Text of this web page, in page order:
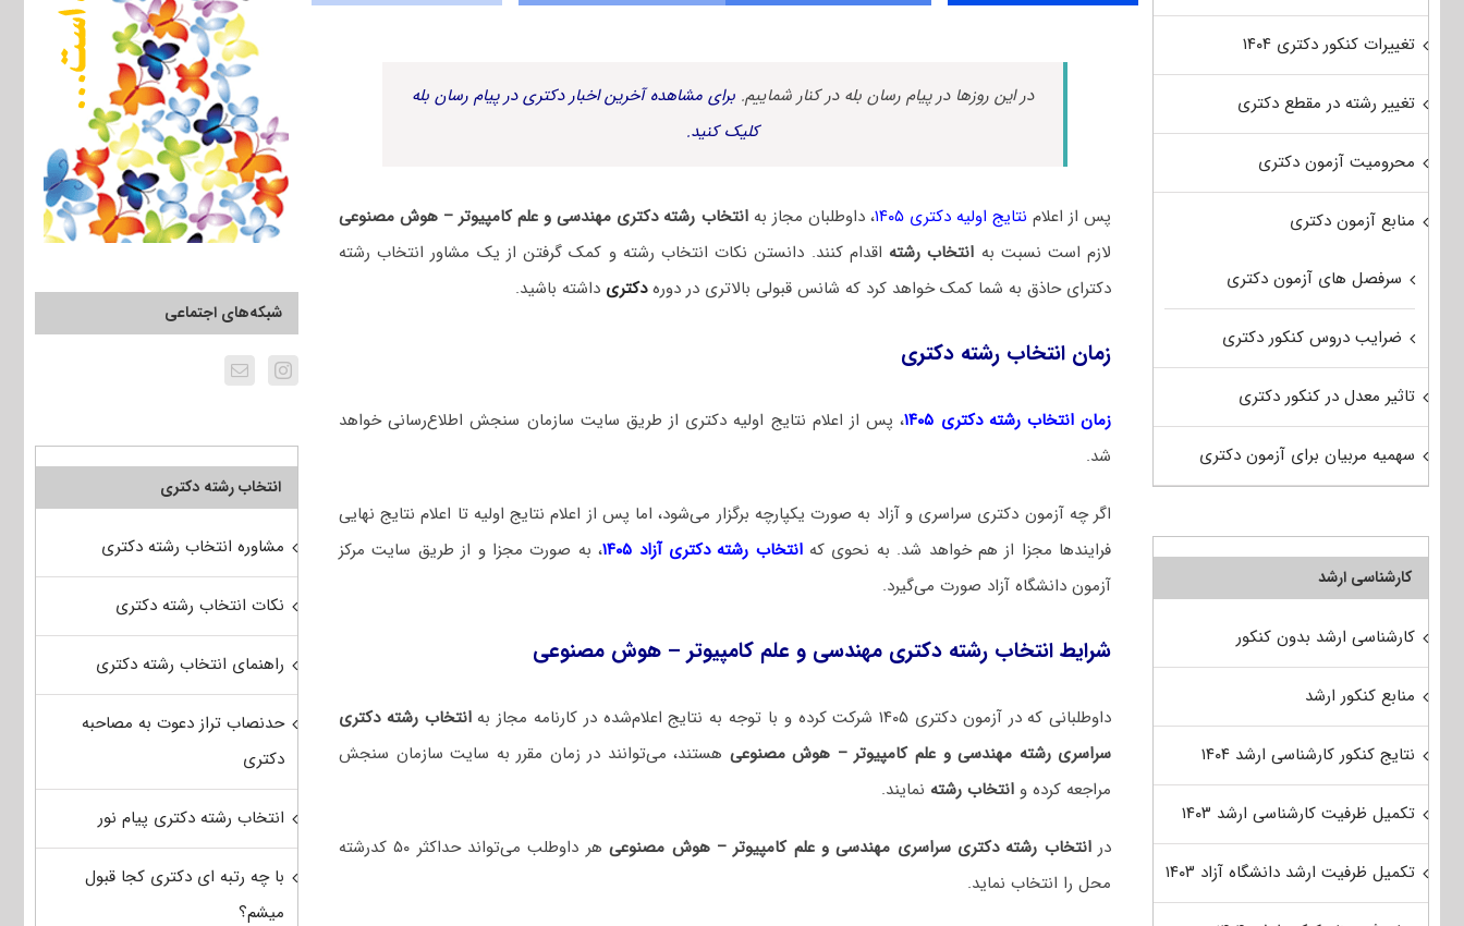
در این روزها در پیام رسان بله در کنار شماییم. برای مشاهده آخرین اخبار دکتری در پیام رسان بله
کلیک کنید.
پس از اعلام نتایج اولیه دکتری ۱۴۰۵ ، داوطلبان مجاز بهانتخاب رشته دکتری مهندسی و علم کامپیوتر – هوش مصنوعی
لازم است نسبت به انتخاب رشته اقدام کنند. دانستن نکات انتخاب رشته و کمک گرفتن از یک مشاور انتخاب رشته
دکترای حاذق به شما کمک خواهد کرد که شانس قبولی بالاتری در دورهدکتری داشته باشید.
زمان انتخاب رشته دکتری
زمان انتخاب رشته دکتری ۱۴۰۵
، پس از اعلام نتایج اولیه دکتری از طریق سایت سازمان سنجش اطلاع‌رسانی خواهد
شد.
اگر چه آزمون دکتری سراسری و آزاد به صورت یکپارچه برگزار می‌شود، اما پس از اعلام نتایج اولیه تا اعلام نتایج نهایی
فرایندها مجزا از هم خواهد شد. به نحوی که انتخاب رشته دکتری آزاد ۱۴۰۵
، به صورت مجزا و از طریق سایت مرکز
آزمون دانشگاه آزاد صورت می‌گیرد.
شرایط انتخاب رشته دکتری مهندسی و علم کامپیوتر – هوش مصنوعی
داوطلبانی که در آزمون دکتری ۱۴۰۵ شرکت کرده و با توجه به نتایج اعلام‌شده در کارنامه مجاز به
انتخاب رشته دکتری
سراسری رشته مهندسی و علم کامپیوتر – هوش مصنوعی هستند، می‌توانند در زمان مقرر به سایت سازمان سنجش
مراجعه کرده و انتخاب رشته نمایند.
درانتخاب رشته دکتری سراسری مهندسی و علم کامپیوتر – هوش مصنوعی
هر داوطلب می‌تواند حداکثر ۵۰ کدرشته
محل را انتخاب نماید.
شبکه‌های اجتماعی
انتخاب رشته دکتری
مشاوره انتخاب رشته دکتری
نکات انتخاب رشته دکتری
راهنمای انتخاب رشته دکتری
حدنصاب تراز دعوت به مصاحبه
دکتری
انتخاب رشته دکتری پیام نور
با چه رتبه ای دکتری کجا قبول
میشم؟
تغییرات کنکور دکتری ۱۴۰۴
تغییر رشته در مقطع دکتری
محرومیت آزمون دکتری
منابع آزمون دکتری
سرفصل های آزمون دکتری
ضرایب دروس کنکور دکتری
تاثیر معدل در کنکور دکتری
سهمیه مربیان برای آزمون دکتری
کارشناسی ارشد
کارشناسی ارشد بدون کنکور
منابع کنکور ارشد
نتایج کنکور کارشناسی ارشد ۱۴۰۴
تکمیل ظرفیت کارشناسی ارشد ۱۴۰۳
تکمیل ظرفیت ارشد دانشگاه آزاد ۱۴۰۳